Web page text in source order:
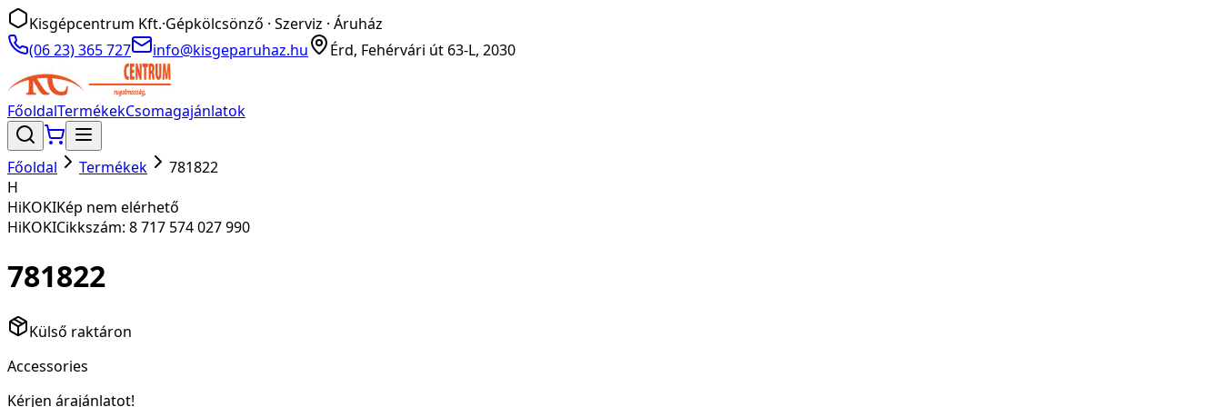
Kisgépcentrum Kft.·Gépkölcsönző · Szerviz · Áruház
(06 23) 365 727
info@kisgeparuhaz.hu Érd, Fehérvári út 63-L, 2030
FőoldalTermékekCsomagajánlatok
Főoldal Termékek
781822
H
HiKOKIKép nem elérhető
HiKOKICikkszám: 8 717 574 027 990
781822
Külső raktáron
Accessories
Kérjen árajánlatot!